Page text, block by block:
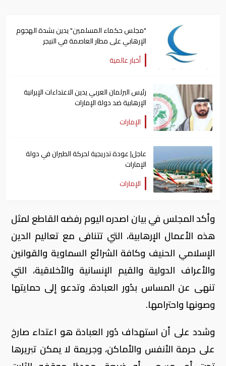
"مجلس حكماء المسلمين" يدين بشدة الهجوم
الإرهابي على مطار العاصمة في النيجر
أخبار عالمية
رئيس البرلمان العربي يدين الاعتداءات الإيرانية
الإرهابية ضد دولة الإمارات
الإمارات
عاجل| عودة تدريجية لحركة الطيران في دولة
الإمارات
الإمارات
وأكد المجلس في بيان اصدره اليوم رفضه القاطع لمثل
هذه الأعمال الإرهابية، التي تتنافى مع تعاليم الدين
الإسلامي الحنيف وكافة الشرائع السماوية والقوانين
والأعراف الدولية والقيم الإنسانية والأخلاقية، التي
تنهى عن المساس بدُور العبادة، وتدعو إلى حمايتها
وصونها واحترامها.
وشدد على أن استهداف دُور العبادة هو اعتداء صارخ
على حرمة الأنفس والأماكن، وجريمة لا يمكن تبريرها